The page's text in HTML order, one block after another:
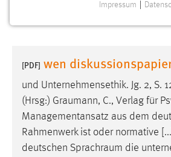
[PDF] wen
und Unternehmensethik. Jg. 2, S.
(Hrsg:) Graumann, C., Verlag für
Managementansatz aus dem
Rahmenwerk ist oder normative
deutschen Sprachraum die
Website erforderlich.
Einverständnis
Name: cookie_consent
Dieser Cookie
ausgewählten
Impressum